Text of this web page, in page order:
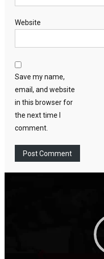
Website
Save my name,
email, and website
in this browser for
the next time I
comment.